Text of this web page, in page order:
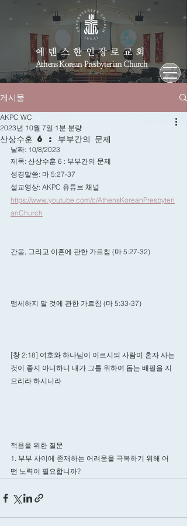
에덴스한인장로교회
Athens Korean Presbyterian Church
게시물
산상수훈 6 : 부부간의 문제
AKPC WC
2023년 10월 7일 1분 분량
날짜: 10/8/2023
제목: 산상수훈 6 : 부부간의 문제
성경말씀: 마 5:27-37
설교영상: AKPC 유튜브 채널
https://www.youtube.com/c/AthensKoreanPresbyteri
anChurch
간음, 그리고 이혼에 관한 가르침 (마 5:27-32)
맹세하지 말 것에 관한 가르침 (마 5:33-37)
[창 2:18] 여호와 하나님이 이르시되 사람이 혼자 사는
것이 좋지 아니하니 내가 그를 위하여 돕는 배필을 지
으리라 하시니라
적용을 위한 질문
1. 부부 사이에 존재하는 어려움을 극복하기 위해 어
떤 노력이 필요합니까?